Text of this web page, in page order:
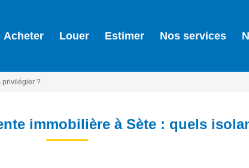
Acheter Louer Estimer Nos services
privilégier ?
immobilière à Sète : quels